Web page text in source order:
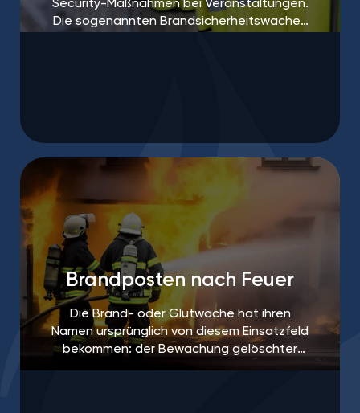
Die sogenannten Brandsicherheitswachen
Brandposten nach Feuer
Die Brand- oder Glutwache hat ihren
Namen ursprünglich von diesem Einsatzfeld
bekommen: der Bewachung gelöschter